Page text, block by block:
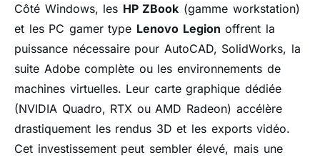
Côté Windows, les HP ZBook (gamme workstation)
et les PC gamer type Lenovo Legion offrent la
puissance nécessaire pour AutoCAD, SolidWorks, la
suite Adobe complète ou les environnements de
machines virtuelles. Leur carte graphique dédiée
(NVIDIA Quadro, RTX ou AMD Radeon) accélère
drastiquement les rendus 3D et les exports vidéo.
Cet investissement peut sembler élevé, mais une